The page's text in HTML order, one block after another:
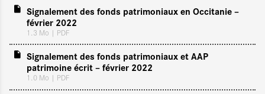
Signalement des fonds patrimoniaux en Occitanie –
février 2022
1.3 Mo | PDF
Signalement des fonds patrimoniaux et AAP
patrimoine écrit – février 2022
1.0 Mo | PDF